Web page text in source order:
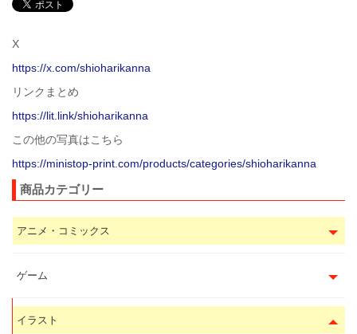
X
https://x.com/shioharikanna
リンクまとめ
https://lit.link/shioharikanna
この他の写真はこちら
https://ministop-print.com/products/categories/shioharikanna
商品カテゴリー
アニメ・コミックス
ゲーム
イラスト